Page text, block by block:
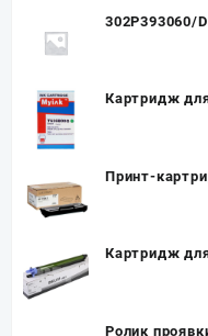
302P393060/
Картридж
Принт-
Картридж
Ролик